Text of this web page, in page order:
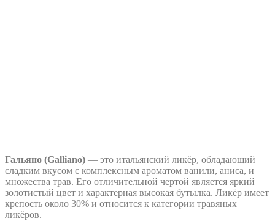
Гальяно (Galliano) — это итальянский ликёр, обладающий
сладким вкусом с комплексным ароматом ванили, аниса, и
множества трав. Его отличительной чертой является яркий
золотистый цвет и характерная высокая бутылка. Ликёр имеет
крепость около 30% и относится к категории травяных
ликёров.